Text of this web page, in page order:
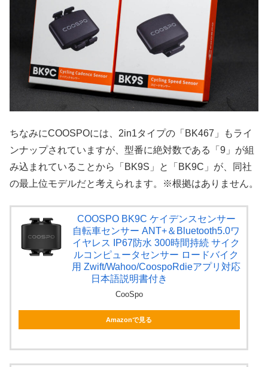
ちなみにCOOSPOには、2in1タイプの「BK467」もライ
ンナップされていますが、型番に絶対数である「9」が組
み込まれていることから「BK9S」と「BK9C」が、同社
の最上位モデルだと考えられます。※根拠はありません。
COOSPO BK9C ケイデンスセンサー
自転車センサー ANT+＆Bluetooth5.0ワ
イヤレス IP67防水 300時間持続 サイク
ルコンピュータセンサー ロードバイク
用 Zwift/Wahoo/CoospoRdieアプリ対応
日本語説明書付き
CooSpo
Amazonで見る